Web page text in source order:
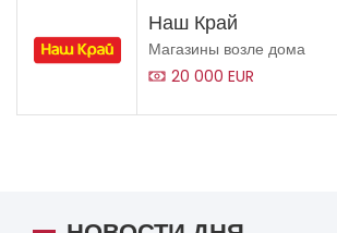
Наш Край
Магазины возле дома
20 000 EUR